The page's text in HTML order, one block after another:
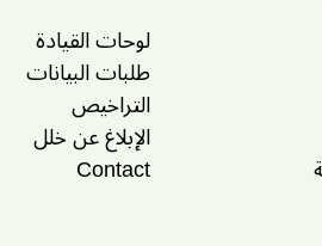
لوحات القيادة
طلبات البيانات
التراخيص
الإبلاغ عن خلل
Contact